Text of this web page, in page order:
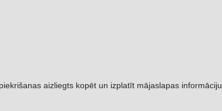
aizliegts kopēt un izplatīt mājaslapas informāciju.